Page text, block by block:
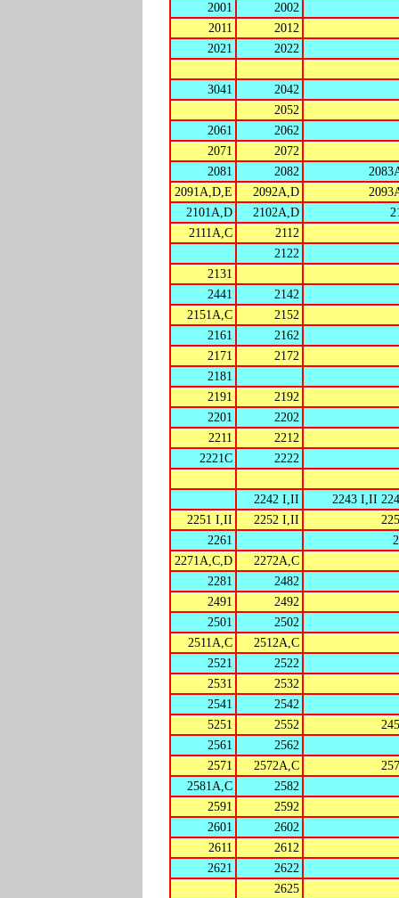
2001
2002
2011
2012
2021
2022
3041
2042
2052
2061
2062
2071
2072
2081
2082
2091A,D,E
2092A,D
2101A,D
2102A,D
2111A,C
2112
2122
2131
2441
2142
2151A,C
2152
2161
2162
2171
2172
2181
2191
2192
2201
2202
2211
2212
2221C
2222
2242 I,II
2243 I,II
2251 I,II
2252 I,II
2261
2271A,C,D
2272A,C
2281
2482
2491
2492
2501
2502
2511A,C
2512A,C
2521
2522
2531
2532
2541
2542
5251
2552
2561
2562
2571
2572A,C
2581A,C
2582
2591
2592
2601
2602
2611
2612
2621
2622
2625